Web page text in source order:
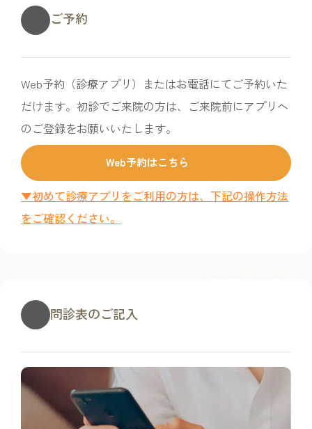
ご予約
Web予約（診療アプリ）またはお電話にてご予約いた
だけます。初診でご来院の方は、ご来院前にアプリへ
のご登録をお願いいたします。
Web予約はこちら
▼初めて診療アプリをご利用の方は、下記の操作方法
をご確認ください。
問診表のご記入